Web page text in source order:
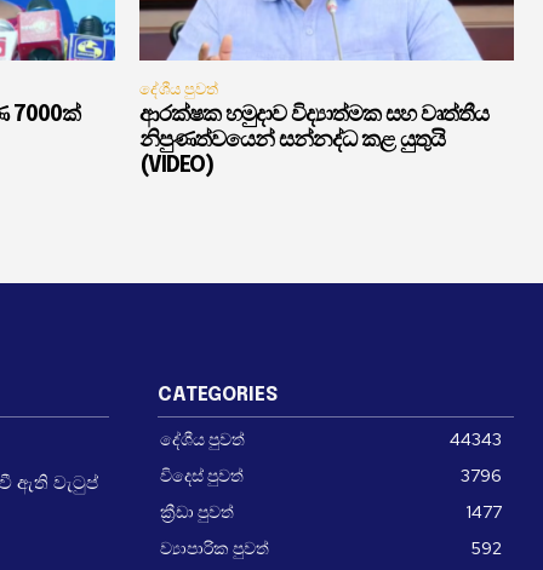
7000ක්
දේශීය පුවත්
ආරක්ෂක හමුදාව විද්‍යාත්මක සහ වෘත්තීය
නිපුණත්වයෙන් සන්නද්ධ කළ යුතුයි
(VIDEO)
ඇති වැටුප්
CATEGORIES
දේශීය පුවත්
44343
විදෙස් පුවත්
3796
ක්‍රීඩා පුවත්
1477
ව්‍යාපාරික පුවත්
592